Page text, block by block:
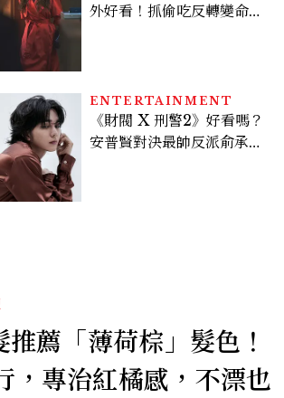
外好看！抓偷吃反轉變命
看點懶人包
ENTERTAINMENT
《財閥 X 刑警2》好看嗎？
安普賢對決最帥反派俞承
薦「薄荷棕」髮色！
，專治紅橘感，不漂也